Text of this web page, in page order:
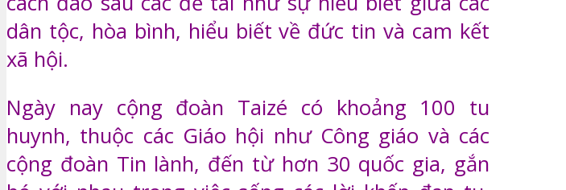
dân tộc, hòa bình, hiểu biết về đức tin và cam kết
xã hội.
Ngày nay cộng đoàn Taizé có khoảng 100 tu
huynh, thuộc các Giáo hội như Công giáo và các
cộng đoàn Tin lành, đến từ hơn 30 quốc gia, gắn